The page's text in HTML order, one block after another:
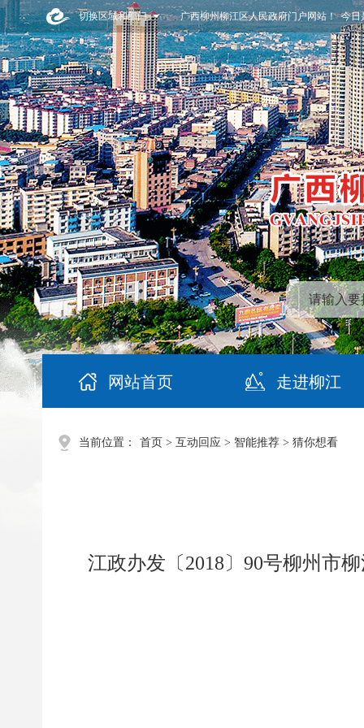
切换区域和部门 广西柳州柳江区人民政府门户网站！ 今
网站首页 走进柳江
当前位置： 首页 > 互动回应 > 智能推荐 > 猜你想看
江政办发〔2018〕90号柳州市